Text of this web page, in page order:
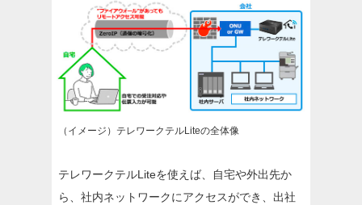
（イメージ）テレワークテルLiteの全体像
テレワークテルLiteを使えば、自宅や外出先か
ら、社内ネットワークにアクセスができ、出社